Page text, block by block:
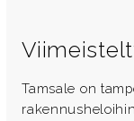
Tamsale on